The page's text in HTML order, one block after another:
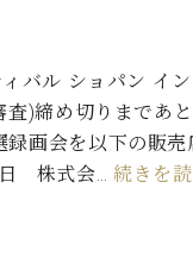
バル ショパン イ
査)締め切りまであ
画会を以下の販売
日 株式会…続きを